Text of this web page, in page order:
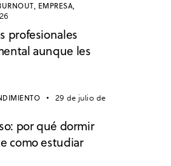
EMPRESA,
profesionales
aunque les
29 de julio de
por qué dormir
como estudiar